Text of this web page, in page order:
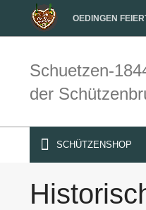
OEDINGEN
Schuetzen-
der
SCHÜTZENSHOP